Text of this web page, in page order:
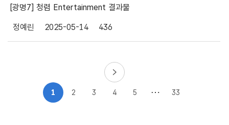
[광명7] 청렴 Entertainment 결과물
정예린 2025-05-14 436
1 2 3 4 5 33